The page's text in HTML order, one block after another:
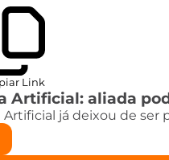
Link
Artificial: aliada
já deixou de ser